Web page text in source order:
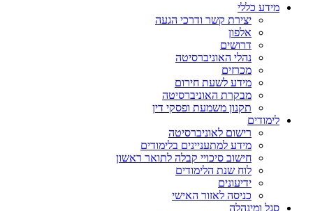
מידע כללי
יצירת קשר ודרכי הגעה
אלפון
דרושים
נהלי האוניברסיטה
מכרזים
מידע לשעת חירום
מבקרת האוניברסיטה
תקנון משמעת ופסקי דין
לימודים
רישום לאוניברסיטה
מידע למתעניינים בלימודים
חישוב סיכויי קבלה לתואר ראשון
לוח שנת הלימודים
ידיעונים
כניסה לאזור האישי
סגל ומינהלה